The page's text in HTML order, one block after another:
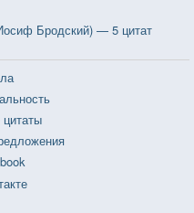
Бродский) — 5 цитат